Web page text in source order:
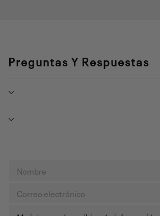
Preguntas Y Respuestas